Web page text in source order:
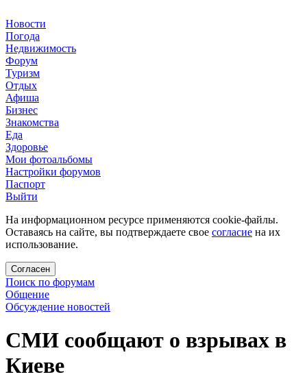
Новости
Погода
Недвижимость
Форум
Туризм
Отдых
Афиша
Бизнес
Знакомства
Еда
Здоровье
Мои фотоальбомы
Настройки форумов
Паспорт
Выйти
На информационном ресурсе применяются cookie-файлы.
Оставаясь на сайте, вы подтверждаете свое согласие на их
использование.
Согласен
Поиск по форумам
Общение
Обсуждение новостей
СМИ сообщают о взрывах в
Киеве